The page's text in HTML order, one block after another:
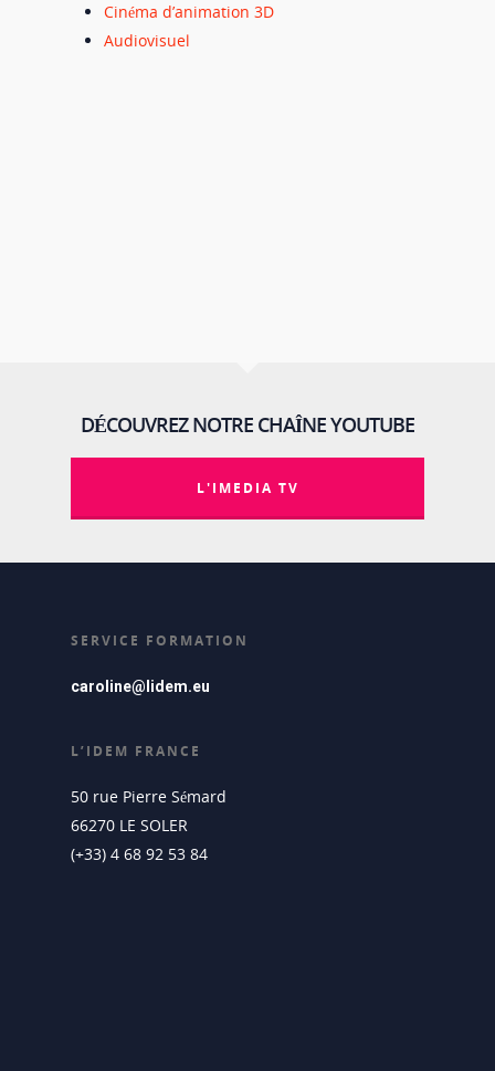
Cinéma d’animation 3D
Audiovisuel
DÉCOUVREZ NOTRE CHAÎNE YOUTUBE
L'IMEDIA TV
SERVICE FORMATION
caroline@lidem.eu
L’IDEM FRANCE
50 rue Pierre Sémard
66270 LE SOLER
(+33) 4 68 92 53 84